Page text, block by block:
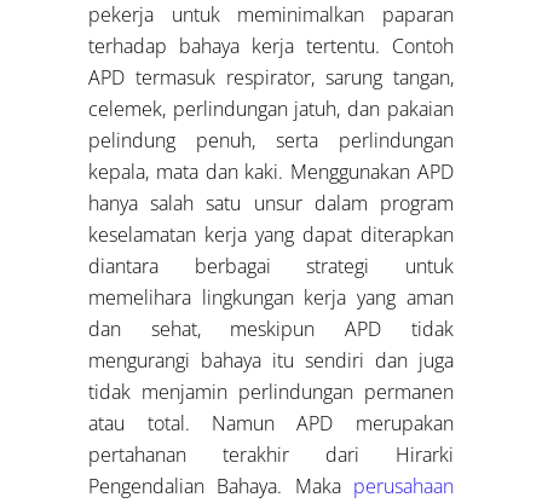
pekerja untuk meminimalkan paparan
terhadap bahaya kerja tertentu. Contoh
APD termasuk respirator, sarung tangan,
celemek, perlindungan jatuh, dan pakaian
pelindung penuh, serta perlindungan
kepala, mata dan kaki. Menggunakan APD
hanya salah satu unsur dalam program
keselamatan kerja yang dapat diterapkan
diantara berbagai strategi untuk
memelihara lingkungan kerja yang aman
dan sehat, meskipun APD tidak
mengurangi bahaya itu sendiri dan juga
tidak menjamin perlindungan permanen
atau total. Namun APD merupakan
pertahanan terakhir dari Hirarki
Pengendalian Bahaya. Maka perusahaan